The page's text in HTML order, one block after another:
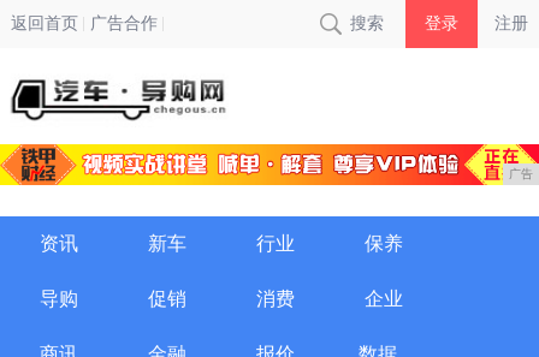
返回首页 广告合作 搜索 登录 注册
广告
资讯 新车 行业 保养
导购 促销 消费 企业